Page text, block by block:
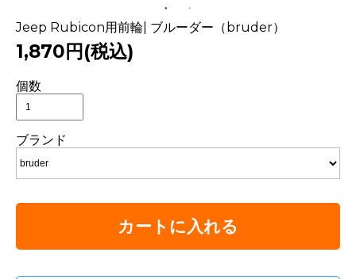
Jeep Rubicon用前輪| ブルーダー（bruder）
1,870円(税込)
個数
ブランド
カートに入れる